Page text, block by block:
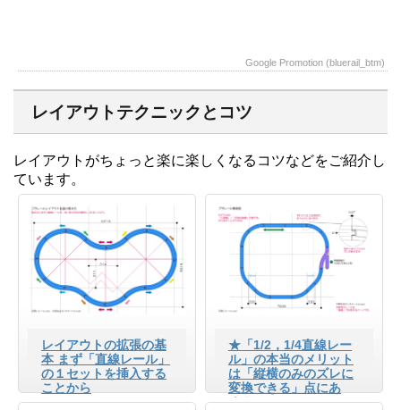
Google Promotion (bluerail_btm)
レイアウトテクニックとコツ
レイアウトがちょっと楽に楽しくなるコツなどをご紹介し
ています。
レイアウトの拡張の基
本 まず「直線レール」
の１セットを挿入する
ことから
★「1/2，1/4直線レー
ル」の本当のメリット
は「縦横のみのズレに
変換できる」点にあ
る！